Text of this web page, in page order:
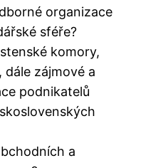
organizace
sféře?
komory,
dále zájmové a
podnikatelů
a